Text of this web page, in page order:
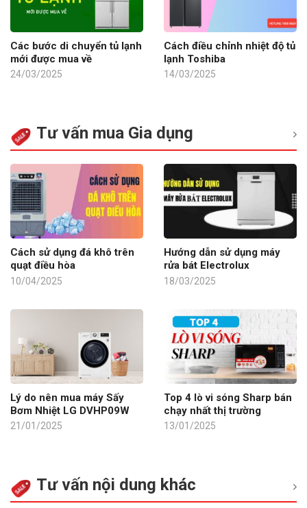
Các bước di chuyển tủ lạnh
mới được mua về
24/03/2025
Cách điều chỉnh nhiệt độ tủ
lạnh Toshiba
14/03/2025
Tư vấn mua Gia dụng
Cách sử dụng đá khô trên
quạt điều hòa
10/04/2025
Hướng dẫn sử dụng máy
rửa bát Electrolux
18/03/2025
Lý do nên mua máy Sấy
Bơm Nhiệt LG DVHP09W
21/01/2025
Top 4 lò vi sóng Sharp bán
chạy nhất thị trường
13/01/2025
Tư vấn nội dung khác